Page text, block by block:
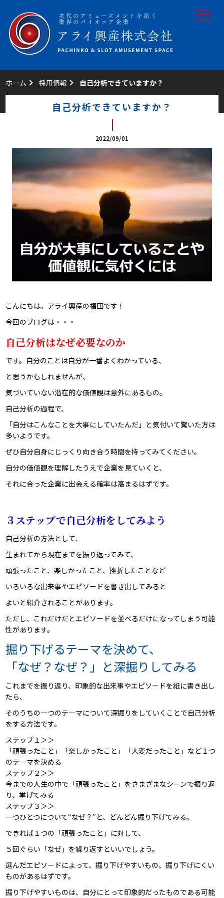
toggle
ホーム 採用情報 自己分析できていますか？
自己分析できていますか？
2022/09/01
こんにちは。アライ興産の福田です！
今回のブログは・・・
自己分析はなぜ必要なのか
です。自分のことは自分が一番よくわかっている、
と思うかもしれませんが、
気づいていない潜在的な価値観は意外にあるもの。
自己分析の過程で、
「自分はこんなことを大事にしていたんだ」と気付いて驚いた方は
多いようです。
ぜひ自分自身にじっくり向き合う時間を持ってみてください。
自分の価値観を理解したうえで企業を見ていくと、
それに合った企業に出会える確率は高まるはずです。
３ステップで自己分析をしてみよう
自己分析の方法として、
生まれてから現在までを振り返ってみて、
頑張ったこと、楽しかったこと、挫折したことなど
いろいろな出来事やエピソードを書き出してみると
よいと紹介されることがあります。
ただし、これだけだとエピソードを並べるだけになってしまう可能
性があります。
掘り下げるテーマを決めて、
「なぜ？なぜ？」と深掘りしてみる
これまでを振り返り、印象的な出来事やエピソードを紙に書き出し
たら、
そのうちの一つのテーマについて深掘りをしていくことで自己分析
をする方法です。
ステップ１＞＞
「頑張ったこと」「楽しかったこと」「大変だったこと」など１つ
のテーマを決める
ステップ２＞＞
今までの人生の中で「頑張ったこと」をさまざまなシーンで振り返
り、挙げてみる
ステップ３＞＞
一つひとつについて“なぜ？”と、どんどん掘り下げてみる。
できれば１つの「頑張ったこと」に対して、
５回ぐらい「なぜ」を繰り返すといいでしょう。
選んだエピソードによって、掘り下げやすいもの、掘り下げにくい
ものがあるはずです。
掘り下げやすいものは、自分にとって印象的だったものである可能